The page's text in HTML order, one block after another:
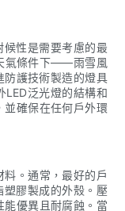
候性是需要考慮的最
氣條件下——雨雪風
護技術製造的燈具
LED泛光燈的結構和
並確保在任何戶外環
。通常，最好的戶
膠製成的外殼。壓
優異且耐腐蝕。當